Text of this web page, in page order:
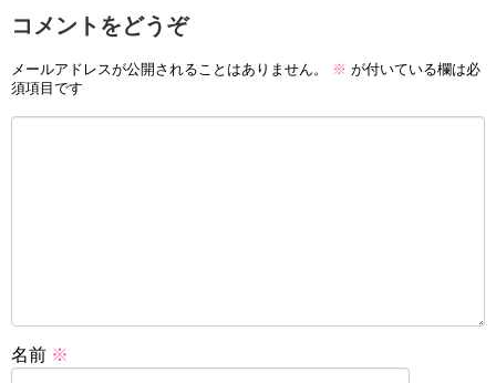
コメントをどうぞ
メールアドレスが公開されることはありません。 ※ が付いている欄は必
須項目です
名前 ※